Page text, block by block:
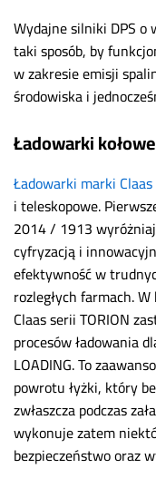
Wydajne silniki DPS
taki sposób, by
w zakresie emisji
środowiska i
Ładowarki
Ładowarki marki Claas
i teleskopowe.
2014 / 1913
cyfryzacją i
efektywność w
rozległych farmach.
Claas serii TORION
procesów ładowania
LOADING. To
powrotu łyżki, który
zwłaszcza podczas
wykonuje zatem
bezpieczeństwo oraz